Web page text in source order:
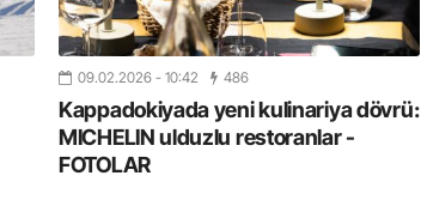
09.02.2026 - 10:42 486
Kappadokiyada yeni kulinariya dövrü:
MICHELIN ulduzlu restoranlar -
FOTOLAR